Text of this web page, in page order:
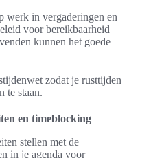
werk in vergaderingen en
voor bereikbaarheid
kunnen het goede
zodat je rusttijden
te staan.
en timeblocking
stellen met de
in je agenda voor